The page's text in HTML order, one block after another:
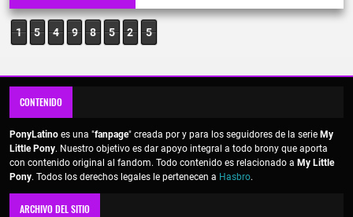
1 5 4 9 8 5 2 5
CONTENIDO
PonyLatino es una "fanpage" creada por y para los seguidores de la serie My
Little Pony. Nuestro objetivo es dar apoyo integral a todo brony que aporta
con contenido original al fandom. Todo contenido es relacionado a My Little
Pony. Todos los derechos legales le pertenecen a Hasbro.
ARCHIVO DEL SITIO